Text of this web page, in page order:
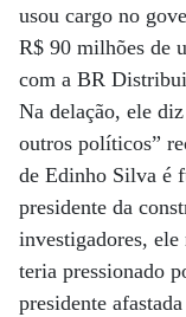
usou cargo no
R$ 90 milhões de
com a BR
Na delação, ele
outros políticos”
de Edinho Silva é
presidente da
investigadores,
teria pressionado
presidente